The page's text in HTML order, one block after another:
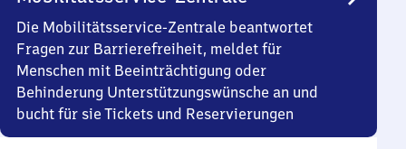
Die Mobilitätsservice-Zentrale beantwortet
Fragen zur Barrierefreiheit, meldet für
Menschen mit Beeinträchtigung oder
Behinderung Unterstützungswünsche an und
bucht für sie Tickets und Reservierungen